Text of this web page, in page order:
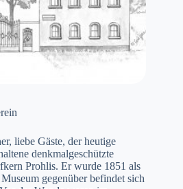
liebe Gäste, der heutige
denkmalgeschützte
Prohlis. Er wurde 1851 als
gegenüber befindet sich